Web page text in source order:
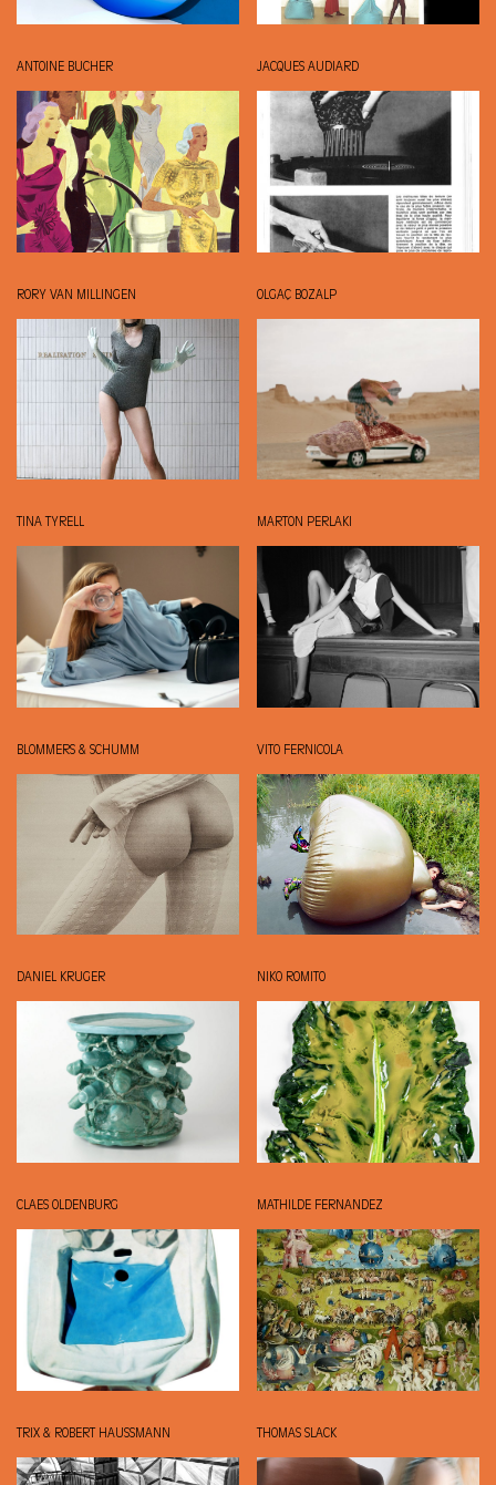
ANTOINE BUCHER JACQUES AUDIARD
RORY VAN MILLINGEN OLGAÇ BOZALP
TINA TYRELL MARTON PERLAKI
BLOMMERS & SCHUMM VITO FERNICOLA
DANIEL KRUGER NIKO ROMITO
CLAES OLDENBURG MATHILDE FERNANDEZ
TRIX & ROBERT HAUSSMANN THOMAS SLACK